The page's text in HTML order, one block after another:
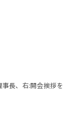
長、右:開会挨拶を